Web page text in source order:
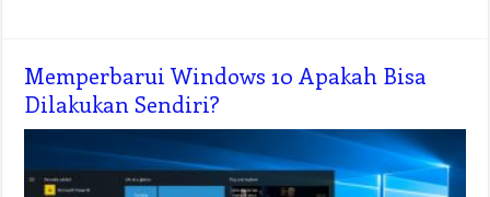
Memperbarui Windows 10 Apakah Bisa
Dilakukan Sendiri?